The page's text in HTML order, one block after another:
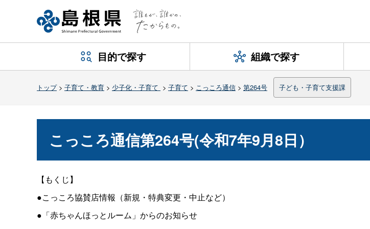
目的で探す 組織で探す
トップ> 子育て・教育 > 少子化・子育て > 子育て > こっころ通信 > 第264号 子ども・子育て支援課
こっころ通信第264号(令和7年9月8日）
【もくじ】
●こっころ協賛店情報（新規・特典変更・中止など）
●「赤ちゃんほっとルーム」からのお知らせ